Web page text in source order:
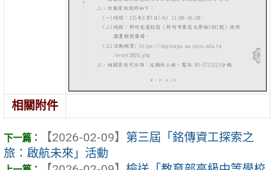
相關附件
【2026-02-09】 第三屆「銘傳資工探索之
旅：啟航未來」活動